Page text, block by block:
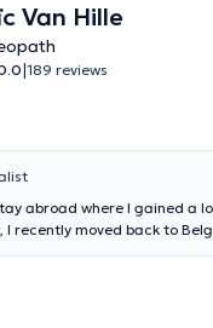
Van Hille
|189 reviews
abroad where I gained a
recently moved back to